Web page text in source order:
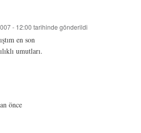
- 12:00 tarihinde gönderildi
en son
umutları.
önce